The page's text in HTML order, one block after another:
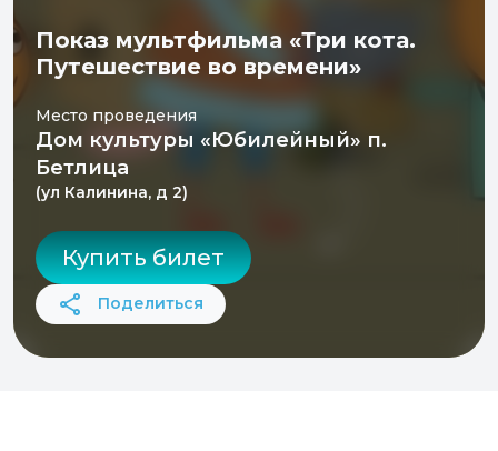
Показ мультфильма «Три кота.
Путешествие во времени»
Место проведения
Дом культуры «Юбилейный» п.
Бетлица
(ул Калинина, д 2)
Купить билет
Поделиться